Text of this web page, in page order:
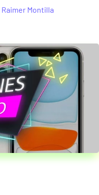
Raimer Montilla